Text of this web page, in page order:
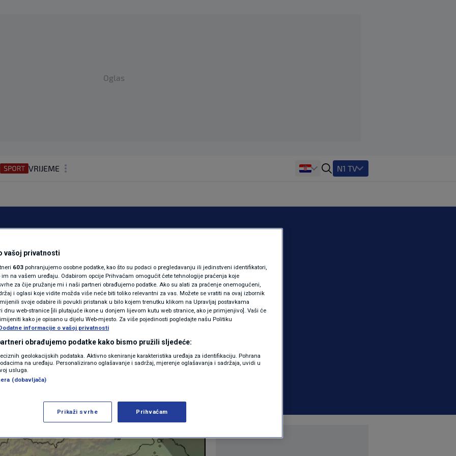
Oglas
VRIJEME
REGIJA
MAGAZIN
KOLUMNE
N1(DIS)INFO
KLIMATSKE PROMJENE
FOTO
VIDEO
N1 TV
sve bliže
zemlje prijeti
VIJESTI 0 komentara
Više
vašoj privatnosti
603 pohranjujemo osobne podatke, kao što su podaci o pregledavanju ili jedinstveni identifikatori,
na vašem uređaju. Odabirom opcije Prihvaćam omogućit ćete tehnologije praćenja koje
za čije pružanje mi i naši partneri obrađujemo podatke. Ako su alati za praćenje onemogućeni,
i oglasi koje vidite možda više neće biti toliko relevantni za vas. Možete se vratiti na ovaj izbornik
svoje odabire ili povukli pristanak u bilo kojem trenutku klikom na Upravljaj postavkama
dnu web-stranice [ili plutajuće ikone u donjem lijevom kutu web stranice, ako je primjenjivo]. Vaši će
kako je opisano u dijelu Web-mjesto. Za više pojedinosti pogledajte našu Politiku
informacije o vašoj privatnosti
obrađujemo podatke kako bismo pružili sljedeće:
geolokacijskih podataka. Aktivno skeniranje karakteristika uređaja za identifikaciju. Pohrana
na uređaju. Personalizirano oglašavanje i sadržaj, mjerenje oglašavanja i sadržaja, uvidi u
usluga.
(dobavljača)
Prikaži svrhe Prihvaćam